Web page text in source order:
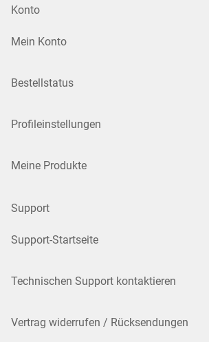
Konto
Mein Konto
Bestellstatus
Profileinstellungen
Meine Produkte
Support
Support-Startseite
Technischen Support kontaktieren
Vertrag widerrufen / Rücksendungen